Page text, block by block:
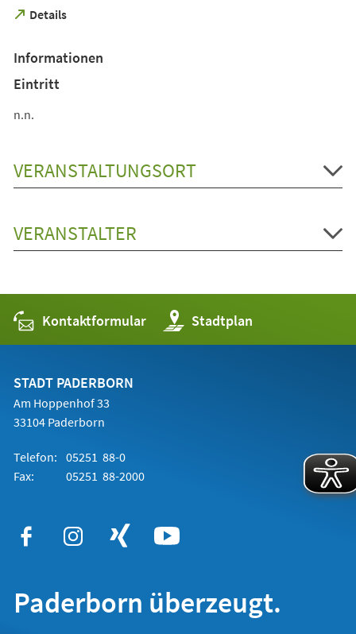
Details
(Öffnet
neuen
Tab)
Informationen
Eintritt
n.n.
VERANSTALTUNGSORT
VERANSTALTER
Kontaktformular Stadtplan
(Öffnet
in
einem
STADT PADERBORN
Am Hoppenhof 33
33104 Paderborn
Telefon: 05251 88-0
Fax:
05251 88-2000
Paderborn überzeugt.